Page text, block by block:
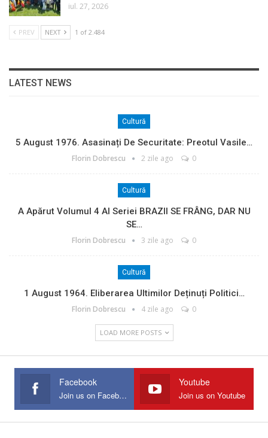
iul. 27, 2026
PREV NEXT 1 of 2.484
LATEST NEWS
Cultură
5 August 1976. Asasinați De Securitate: Preotul Vasile…
Florin Dobrescu 2 zile ago 0
Cultură
A Apărut Volumul 4 Al Seriei BRAZII SE FRÂNG, DAR NU
SE…
Florin Dobrescu 3 zile ago 0
Cultură
1 August 1964. Eliberarea Ultimilor Deținuți Politici…
Florin Dobrescu 4 zile ago 0
LOAD MORE POSTS
Facebook
Join us on Facebook
Youtube
Join us on Youtube